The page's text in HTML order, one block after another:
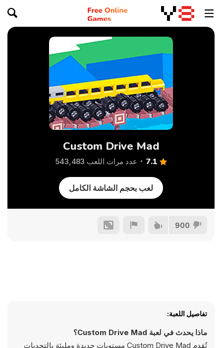
Custom Drive Mad
7.1 عدد مرات اللعب 543,483
لعب بحجم الشاشة الكامل
900
تفاصيل اللعبة:
ماذا يحدث في لعبة Custom Drive Mad؟
تُقدم Custom Drive Mad مستويات جديدة ومليئة بالتحديات